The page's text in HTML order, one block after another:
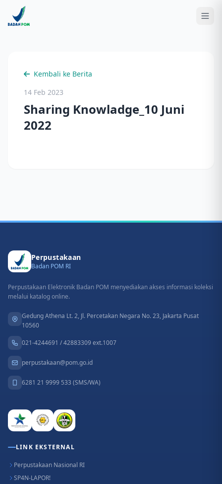
Kembali ke Berita
14 Feb 2023
Sharing Knowladge_10 Juni
2022
Perpustakaan
Badan POM RI
Perpustakaan Elektronik Badan POM menyediakan akses informasi koleksi
melalui katalog online.
Gedung Athena Lt. 2, Jl. Percetakan Negara No. 23, Jakarta Pusat
10560
021-4244691 / 42883309 ext.1007
perpustakaan@pom.go.id
6281 21 9999 533 (SMS/WA)
LINK EKSTERNAL
Perpustakaan Nasional RI
SP4N-LAPOR!